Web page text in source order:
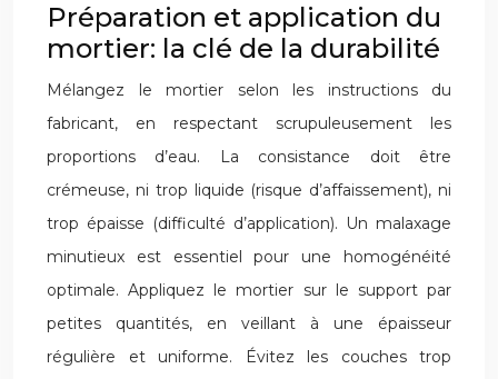
Préparation et application du
mortier: la clé de la durabilité
Mélangez le mortier selon les instructions du
fabricant, en respectant scrupuleusement les
proportions d’eau. La consistance doit être
crémeuse, ni trop liquide (risque d’affaissement), ni
trop épaisse (difficulté d’application). Un malaxage
minutieux est essentiel pour une homogénéité
optimale. Appliquez le mortier sur le support par
petites quantités, en veillant à une épaisseur
régulière et uniforme. Évitez les couches trop